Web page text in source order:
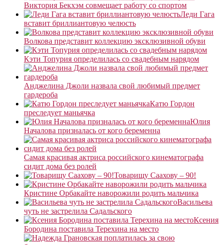
Виктория Бекхэм совмещает работу со спортом
Леди Гага
вставит бриллиантовую челюсть
Волкова представит коллекцию эксклюзивной обуви
Кэти Топурия определилась со свадебным нарядом
Анджелина Джоли назвала свой любимый предмет
гардероба
Катю Гордон
преследует маньячка
Юлия
Началова призналась от кого беременна
Самая красивая актриса российского кинематографа
сидит дома без ролей
Товарищу Саахову – 90!
Кристине Орбакайте наворожили родить мальчика
Васильева
чуть не застрелила Садальского
Ксения
Бородина поставила Терехина на место